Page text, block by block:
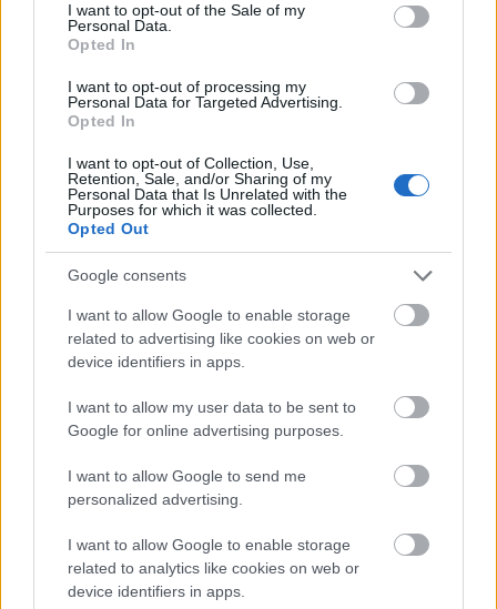
I want to opt-out of the Sale of my
Personal Data.
Opted In
I want to opt-out of processing my
Personal Data for Targeted Advertising.
Opted In
I want to opt-out of Collection, Use,
Retention, Sale, and/or Sharing of my
Personal Data that Is Unrelated with the
Purposes for which it was collected.
Opted Out
Google consents
I want to allow Google to enable storage
related to advertising like cookies on web or
device identifiers in apps.
I want to allow my user data to be sent to
Google for online advertising purposes.
I want to allow Google to send me
personalized advertising.
I want to allow Google to enable storage
related to analytics like cookies on web or
device identifiers in apps.
Γραφικοί οικισμοί για κοντινές εκδρομές το Σαββατοκύριακο: 5
υπέροχα χωριά μόλις 2 ώρες από την Αθήνα
Έχουμε φτάσει στην άνοιξη και μια κοντινή εκδρομή είναι ότι καλύτερο
αυτή την εποχή. Με...
Trip Ideas
Ανοιξιάτικη εκδρομή με νησιώτικο άρωμα: Ο Αργοσαρωνικός
σε πρώτο πλάνο – 6 διαφορετικές εμπειρίες στα όμορφα νησιά
31 Μαρτίου 2022, 15:00
Η άνοιξη είναι εδώ, ο καιρός σταδιακά φτιάχνει και είναι η κατάλληλη
στιγμή για...